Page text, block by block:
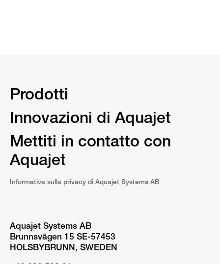
Prodotti
Innovazioni di Aquajet
Mettiti in contatto con
Aquajet
Informativa sulla privacy di Aquajet Systems AB
Aquajet Systems AB
Brunnsvägen 15 SE-57453
HOLSBYBRUNN, SWEDEN